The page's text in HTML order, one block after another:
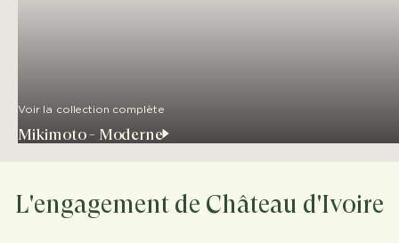
Voir la collection complète
Mikimoto - Moderne
L'engagement de Château d'Ivoire